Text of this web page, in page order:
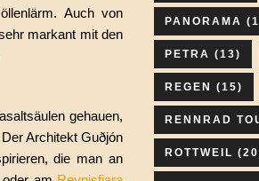
Auch von
markant mit den
gehauen,
Architekt Guðjón
die man an
PANORAMA
PETRA (13)
REGEN (15)
RENNRAD
ROTTWEIL